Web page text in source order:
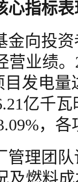
心指标
金向投
营业绩
发电
亿千
，
管理团
及燃料